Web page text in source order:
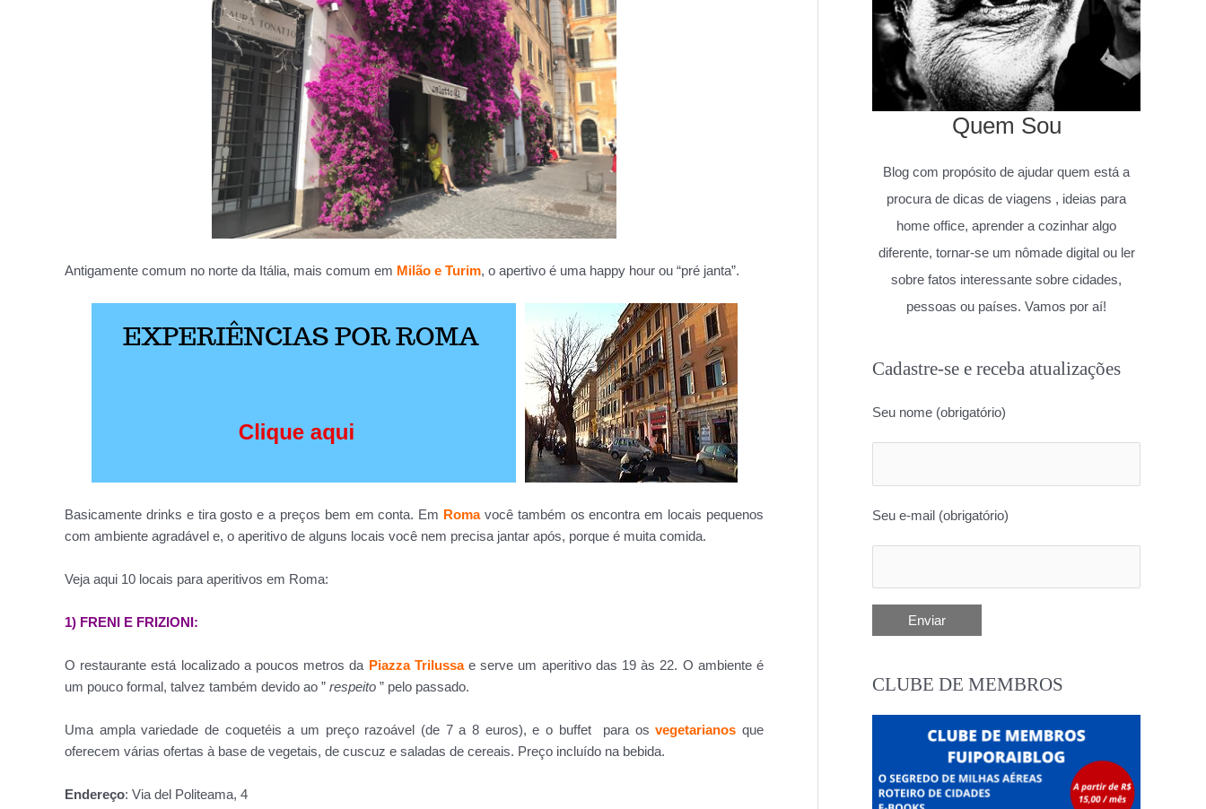
Antigamente comum no norte da Itália, mais comum em Milão e Turim, o apertivo é uma happy hour ou “pré janta”.
Basicamente drinks e tira gosto e a preços bem em conta. Em Romavocê também os encontra em locais pequenos
com ambiente agradável e, o aperitivo de alguns locais você nem precisa jantar após, porque é muita comida.
Veja aqui 10 locais para aperitivos em Roma:
1) FRENI E FRIZIONI:
O restaurante está localizado a poucos metros da Piazza Trilussae serve um aperitivo das 19 às 22. O ambiente é
um pouco formal, talvez também devido ao ” respeito ” pelo passado.
Uma ampla variedade de coquetéis a um preço razoável (de 7 a 8 euros), e o buffet para osvegetarianos que
oferecem várias ofertas à base de vegetais, de cuscuz e saladas de cereais. Preço incluído na bebida.
Endereço: Via del Politeama, 4
Quem Sou
Blog com propósito de ajudar quem está a
procura de dicas de viagens , ideias para
home office, aprender a cozinhar algo
diferente, tornar-se um nômade digital ou ler
sobre fatos interessante sobre cidades,
pessoas ou países. Vamos por aí!
Cadastre-se e receba atualizações
Seu nome (obrigatório)
Seu e-mail (obrigatório)
CLUBE DE MEMBROS